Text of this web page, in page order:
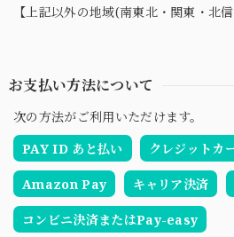
【上記以外の地域(南東北・関東・北
お支払い方法について
次の方法がご利用いただけます。
PAY ID あと払い
クレジットカ
Amazon Pay キャリア決済
コンビニ決済またはPay-easy